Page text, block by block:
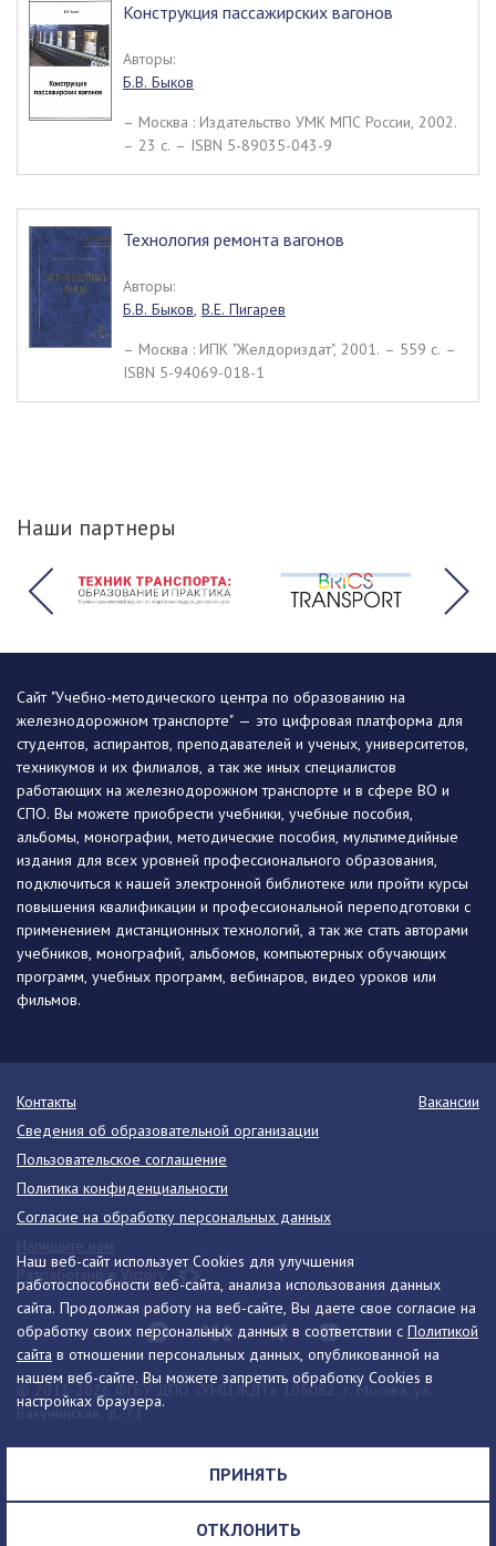
Конструкция пассажирских вагонов
Авторы:
Б.В. Быков
– Москва : Издательство УМК МПС России, 2002.
– 23 c. – ISBN 5-89035-043-9
Технология ремонта вагонов
Авторы:
Б.В. Быков, В.Е. Пигарев
– Москва : ИПК "Желдориздат", 2001. – 559 c. –
ISBN 5-94069-018-1
Наши партнеры
Наш веб-сайт использует Cookies для улучшения
работоспособности веб-сайта, анализа использования данных
сайта. Продолжая работу на веб-сайте, Вы даете свое согласие на
обработку своих персональных данных в соответствии с Политикой
сайта в отношении персональных данных, опубликованной на
нашем веб-сайте. Вы можете запретить обработку Cookies в
настройках браузера.
ПРИНЯТЬ
ОТКЛОНИТЬ
Сайт "Учебно-методического центра по образованию на
железнодорожном транспорте" — это цифровая платформа для
студентов, аспирантов, преподавателей и ученых, университетов,
техникумов и их филиалов, а так же иных специалистов
работающих на железнодорожном транспорте и в сфере ВО и
СПО. Вы можете приобрести учебники, учебные пособия,
альбомы, монографии, методические пособия, мультимедийные
издания для всех уровней профессионального образования,
подключиться к нашей электронной библиотеке или пройти курсы
повышения квалификации и профессиональной переподготовки с
применением дистанционных технологий, а так же стать авторами
учебников, монографий, альбомов, компьютерных обучающих
программ, учебных программ, вебинаров, видео уроков или
фильмов.
© 2013-2026 ФГБУ ДПО «УМЦ ЖДТ» 105082, г. Москва, ул.
Бакунинская, д. 71
Телефон:8 (495) 739-00-30 info@umczdt.ru
схема проезда
Контакты
Вакансии
Сведения об образовательной организации
Пользовательское соглашение
Политика конфиденциальности
Согласие на обработку персональных данных
Разработано в Victory